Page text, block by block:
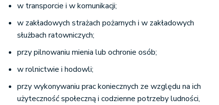
w transporcie i w komunikacji;
w zakładowych strażach pożarnych i w zakładowych
służbach ratowniczych;
przy pilnowaniu mienia lub ochronie osób;
w rolnictwie i hodowli;
przy wykonywaniu prac koniecznych ze względu na ich
użyteczność społeczną i codzienne potrzeby ludności,